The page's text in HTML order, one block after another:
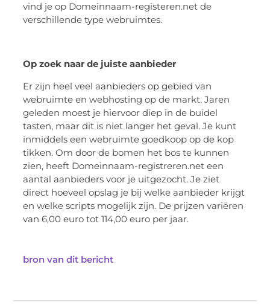
vind je op Domeinnaam-registeren.net de
verschillende type webruimtes.
Op zoek naar de juiste aanbieder
Er zijn heel veel aanbieders op gebied van
webruimte en webhosting op de markt. Jaren
geleden moest je hiervoor diep in de buidel
tasten, maar dit is niet langer het geval. Je kunt
inmiddels een webruimte goedkoop op de kop
tikken. Om door de bomen het bos te kunnen
zien, heeft Domeinnaam-registreren.net een
aantal aanbieders voor je uitgezocht. Je ziet
direct hoeveel opslag je bij welke aanbieder krijgt
en welke scripts mogelijk zijn. De prijzen variëren
van 6,00 euro tot 114,00 euro per jaar.
bron van dit bericht